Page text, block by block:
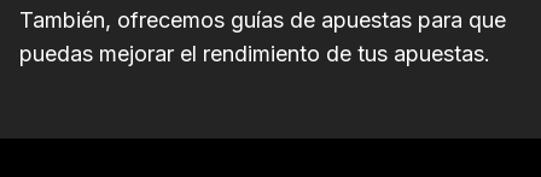
También, ofrecemos guías de apuestas para que
puedas mejorar el rendimiento de tus apuestas.